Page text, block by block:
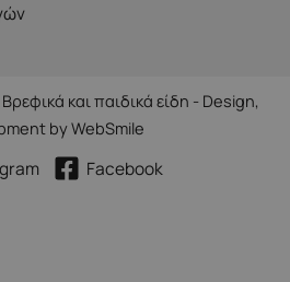
και παιδικά είδη - Design,
byWebSmile
Facebook